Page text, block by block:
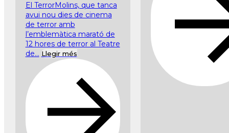
El TerrorMolins, que tanca
avui nou dies de cinema
de terror amb
l’emblemàtica marató de
12 hores de terror al Teatre
de... Llegir més